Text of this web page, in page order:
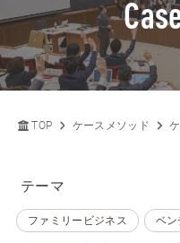
TOP ケースメソッド
テーマ
ファミリービジネス ベン